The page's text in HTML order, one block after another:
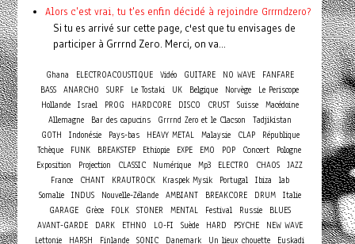
Alors c'est vrai, tu t'es enfin décidé à rejoindre Grrrndzero?
Si tu es arrivé sur cette page, c'est que tu envisages de
participer à Grrrnd Zero. Merci, on va...
Ghana ELECTROACOUSTIQUE Vidéo GUITARE NO WAVE
FANFARE
BASS ANARCHO SURF Le Tostaki UK Belgique Norvège
Le Periscope
Hollande
Israel PROG HARDCORE DISCO CRUST Suisse
Macédoine
Allemagne
Bar des capucins Grrrnd Zero et le Clacson
Tadjikistan
GOTH
Indonésie Pays-bas HEAVY METAL Malaysie CLAP
République
Tchèque
FUNK BREAKSTEP Ethiopie EXPE EMO POP Concert
Pologne
Exposition
Projection CLASSIC Numérique Mp3 ELECTRO CHAOS JAZZ
France
CHANT KRAUTROCK Kraspek Mysik Portugal Ibiza
lab
Somalie
INDUS Nouvelle-Zélande AMBIANT BREAKCORE DRUM
Italie
GARAGE
Grèce FOLK STONER MENTAL Festival Russie
BLUES
AVANT-GARDE
DARK ETHNO LO-FI Suède HARD PSYCHE
NEW WAVE
Lettonie
HARSH Finlande SONIC Danemark Un lieux chouette Euskadi